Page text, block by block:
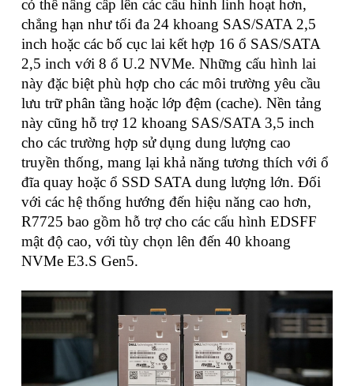
có thể nâng cấp lên các cấu hình linh hoạt hơn,
chẳng hạn như tối đa 24 khoang SAS/SATA 2,5
inch hoặc các bố cục lai kết hợp 16 ổ SAS/SATA
2,5 inch với 8 ổ U.2 NVMe. Những cấu hình lai
này đặc biệt phù hợp cho các môi trường yêu cầu
lưu trữ phân tầng hoặc lớp đệm (cache). Nền tảng
này cũng hỗ trợ 12 khoang SAS/SATA 3,5 inch
cho các trường hợp sử dụng dung lượng cao
truyền thống, mang lại khả năng tương thích với ổ
đĩa quay hoặc ổ SSD SATA dung lượng lớn. Đối
với các hệ thống hướng đến hiệu năng cao hơn,
R7725 bao gồm hỗ trợ cho các cấu hình EDSFF
mật độ cao, với tùy chọn lên đến 40 khoang
NVMe E3.S Gen5.